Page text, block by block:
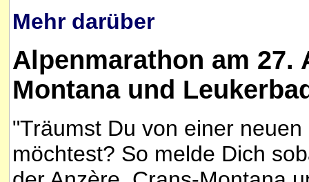
Mehr darüber
Alpenmarathon am 27.
Montana und
"Träumst Du von einer
möchtest? So melde Dich